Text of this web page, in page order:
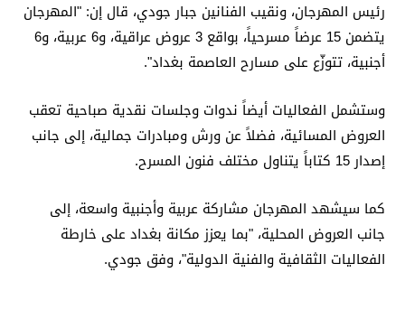
رئيس المهرجان، ونقيب الفنانين جبار جودي، قال إن: "المهرجان
يتضمن 15 عرضاً مسرحياً، بواقع 3 عروض عراقية، و6 عربية، و6
أجنبية، تتوزّع على مسارح العاصمة بغداد".
وستشمل الفعاليات أيضاً ندوات وجلسات نقدية صباحية تعقب
العروض المسائية، فضلاً عن ورش ومبادرات جمالية، إلى جانب
إصدار 15 كتاباً يتناول مختلف فنون المسرح.
كما سيشهد المهرجان مشاركة عربية وأجنبية واسعة، إلى
جانب العروض المحلية، "بما يعزز مكانة بغداد على خارطة
الفعاليات الثقافية والفنية الدولية"، وفق جودي.